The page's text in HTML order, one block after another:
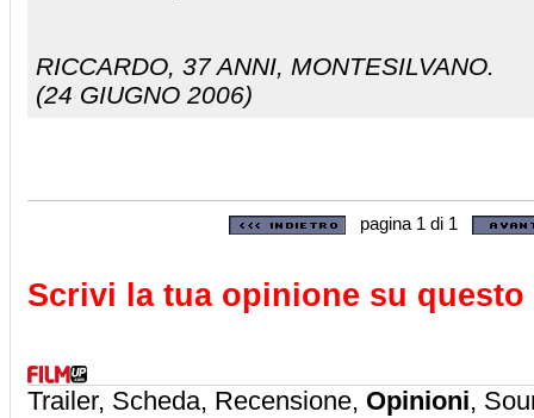
RICCARDO, 37 ANNI, MONTESILVANO.
(24 GIUGNO 2006)
pagina 1 di 1
Scrivi la tua opinione su
Trailer, Scheda, Recensione, Opinioni,